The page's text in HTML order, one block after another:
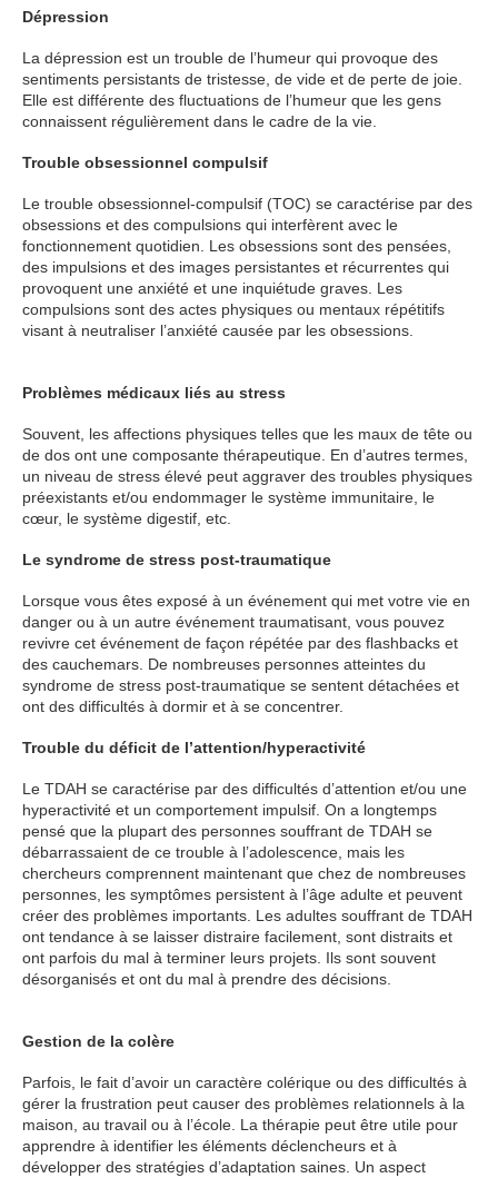
Dépression
La dépression est un trouble de l’humeur qui provoque des
sentiments persistants de tristesse, de vide et de perte de joie.
Elle est différente des fluctuations de l’humeur que les gens
connaissent régulièrement dans le cadre de la vie.
Trouble obsessionnel compulsif
Le trouble obsessionnel-compulsif (TOC) se caractérise par des
obsessions et des compulsions qui interfèrent avec le
fonctionnement quotidien. Les obsessions sont des pensées,
des impulsions et des images persistantes et récurrentes qui
provoquent une anxiété et une inquiétude graves. Les
compulsions sont des actes physiques ou mentaux répétitifs
visant à neutraliser l’anxiété causée par les obsessions.
Problèmes médicaux liés au stress
Souvent, les affections physiques telles que les maux de tête ou
de dos ont une composante thérapeutique. En d’autres termes,
un niveau de stress élevé peut aggraver des troubles physiques
préexistants et/ou endommager le système immunitaire, le
cœur, le système digestif, etc.
Le syndrome de stress post-traumatique
Lorsque vous êtes exposé à un événement qui met votre vie en
danger ou à un autre événement traumatisant, vous pouvez
revivre cet événement de façon répétée par des flashbacks et
des cauchemars. De nombreuses personnes atteintes du
syndrome de stress post-traumatique se sentent détachées et
ont des difficultés à dormir et à se concentrer.
Trouble du déficit de l’attention/hyperactivité
Le TDAH se caractérise par des difficultés d’attention et/ou une
hyperactivité et un comportement impulsif. On a longtemps
pensé que la plupart des personnes souffrant de TDAH se
débarrassaient de ce trouble à l’adolescence, mais les
chercheurs comprennent maintenant que chez de nombreuses
personnes, les symptômes persistent à l’âge adulte et peuvent
créer des problèmes importants. Les adultes souffrant de TDAH
ont tendance à se laisser distraire facilement, sont distraits et
ont parfois du mal à terminer leurs projets. Ils sont souvent
désorganisés et ont du mal à prendre des décisions.
Gestion de la colère
Parfois, le fait d’avoir un caractère colérique ou des difficultés à
gérer la frustration peut causer des problèmes relationnels à la
maison, au travail ou à l’école. La thérapie peut être utile pour
apprendre à identifier les éléments déclencheurs et à
développer des stratégies d’adaptation saines. Un aspect